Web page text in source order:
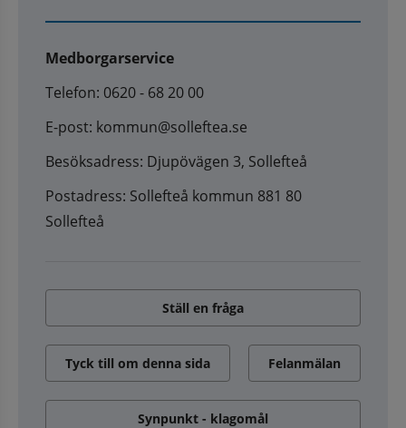
Medborgarservice
Telefon: 0620 - 68 20 00
E-post: kommun@solleftea.se
Besöksadress: Djupövägen 3, Sollefteå
Postadress: Sollefteå kommun 881 80
Sollefteå
Ställ en fråga
Tyck till om denna sida Felanmälan
Synpunkt - klagomål